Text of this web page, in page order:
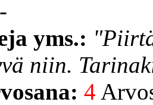
yms.:
niin.
4